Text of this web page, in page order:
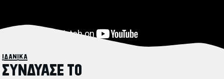
ιδανικά
ΣΥΝΔΥΑΣΕ ΤΟ